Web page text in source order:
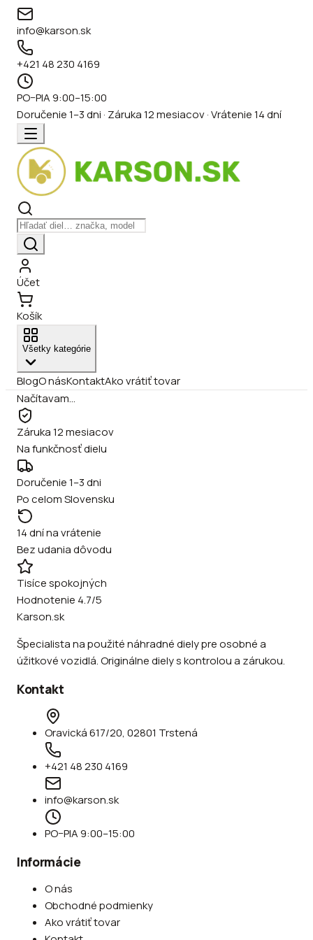
info@karson.sk
+421 48 230 4169
PO–PIA 9:00–15:00
Doručenie 1–3 dni · Záruka 12 mesiacov · Vrátenie 14 dní
Účet
Košík
Všetky kategórie
BlogO násKontaktAko vrátiť tovar
Načítavam…
Záruka 12 mesiacov
Na funkčnosť dielu
Doručenie 1–3 dni
Po celom Slovensku
14 dní na vrátenie
Bez udania dôvodu
Tisíce spokojných
Hodnotenie 4.7/5
Karson.sk
Špecialista na použité náhradné diely pre osobné a
úžitkové vozidlá. Originálne diely s kontrolou a zárukou.
Kontakt
Oravická 617/20, 02801 Trstená
+421 48 230 4169
info@karson.sk
PO–PIA 9:00–15:00
Informácie
O nás
Obchodné podmienky
Ako vrátiť tovar